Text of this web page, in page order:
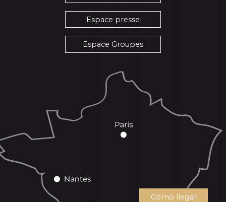
Espace presse
Espace Groupes
Cómo llegar